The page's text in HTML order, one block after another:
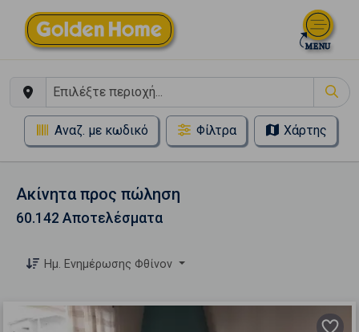
Αναζ. με κωδικό Φίλτρα Χάρτης
Ακίνητα προς πώληση
60.142 Αποτελέσματα
Ημ. Ενημέρωσης Φθίνον